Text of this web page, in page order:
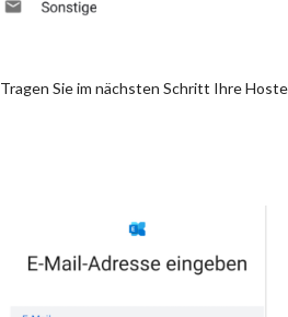
Tragen Sie im nächsten Schritt Ihre